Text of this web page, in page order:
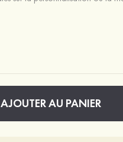
AJOUTER AU PANIER